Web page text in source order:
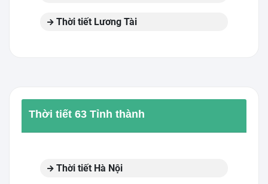
Thời tiết Lương Tài
Thời tiết 63 Tỉnh thành
Thời tiết Hà Nội